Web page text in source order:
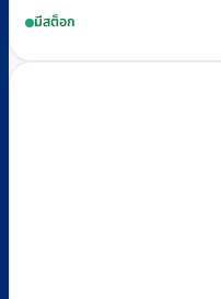
was:
฿780.
is:
฿390.
มีสต็อก